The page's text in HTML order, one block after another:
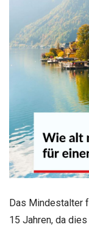
Das Mindestalter
15 Jahren, da